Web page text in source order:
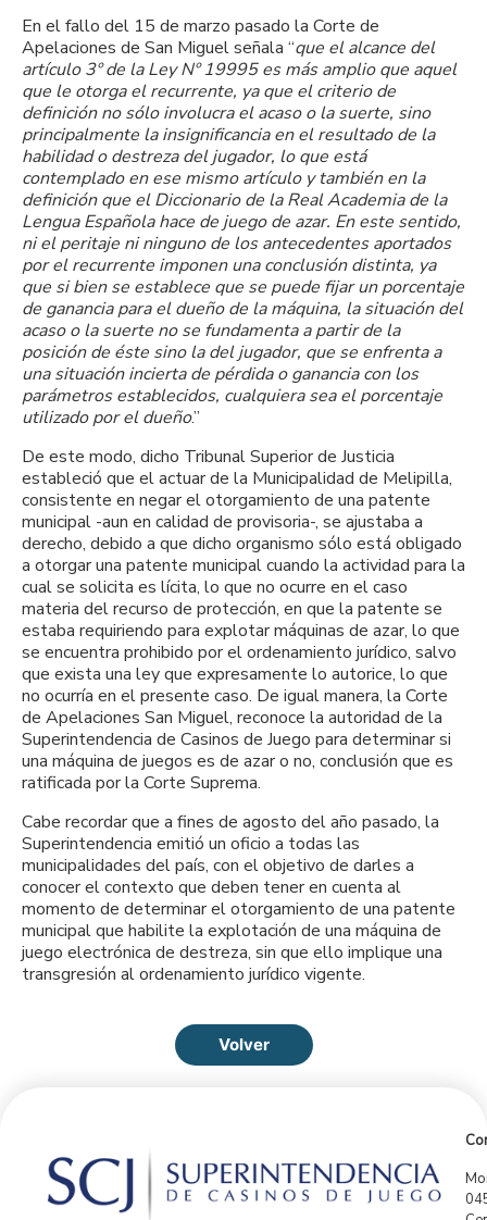
En el fallo del 15 de marzo pasado la Corte de
Apelaciones de San Miguel señala “que el alcance del
artículo 3º de la Ley Nº 19995 es más amplio que aquel
que le otorga el recurrente, ya que el criterio de
definición no sólo involucra el acaso o la suerte, sino
principalmente la insignificancia en el resultado de la
habilidad o destreza del jugador, lo que está
contemplado en ese mismo artículo y también en la
definición que el Diccionario de la Real Academia de la
Lengua Española hace de juego de azar. En este sentido,
ni el peritaje ni ninguno de los antecedentes aportados
por el recurrente imponen una conclusión distinta, ya
que si bien se establece que se puede fijar un porcentaje
de ganancia para el dueño de la máquina, la situación del
acaso o la suerte no se fundamenta a partir de la
posición de éste sino la del jugador, que se enfrenta a
una situación incierta de pérdida o ganancia con los
parámetros establecidos, cualquiera sea el porcentaje
utilizado por el dueño.”
De este modo, dicho Tribunal Superior de Justicia
estableció que el actuar de la Municipalidad de Melipilla,
consistente en negar el otorgamiento de una patente
municipal -aun en calidad de provisoria-, se ajustaba a
derecho, debido a que dicho organismo sólo está obligado
a otorgar una patente municipal cuando la actividad para la
cual se solicita es lícita, lo que no ocurre en el caso
materia del recurso de protección, en que la patente se
estaba requiriendo para explotar máquinas de azar, lo que
se encuentra prohibido por el ordenamiento jurídico, salvo
que exista una ley que expresamente lo autorice, lo que
no ocurría en el presente caso. De igual manera, la Corte
de Apelaciones San Miguel, reconoce la autoridad de la
Superintendencia de Casinos de Juego para determinar si
una máquina de juegos es de azar o no, conclusión que es
ratificada por la Corte Suprema.
Cabe recordar que a fines de agosto del año pasado, la
Superintendencia emitió un oficio a todas las
municipalidades del país, con el objetivo de darles a
conocer el contexto que deben tener en cuenta al
momento de determinar el otorgamiento de una patente
municipal que habilite la explotación de una máquina de
juego electrónica de destreza, sin que ello implique una
transgresión al ordenamiento jurídico vigente.
Volver